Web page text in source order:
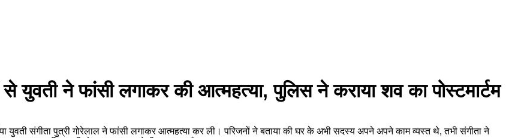
ने फांसी लगाकर की आत्महत्या, पुलिस ने कराया शव का पोस्टमार्टम
युवती संगीता पुत्री गोरेलाल ने फांसी लगाकर आत्महत्या कर ली। परिजनों ने बताया की घर के अभी सदस्य अपने अपने काम व्यस्त थे, तभी संगीता ने